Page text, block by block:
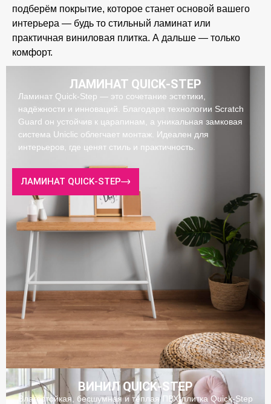
подберём покрытие, которое станет основой вашего
интерьера — будь то стильный ламинат или
практичная виниловая плитка. А дальше — только
комфорт.
ЛАМИНАТ QUICK‑STEP
Ламинат Quick‑Step — это сочетание эстетики,
надёжности и инноваций. Благодаря технологии Scratch
Guard он устойчив к царапинам, а уникальная замковая
система Uniclic облегчает монтаж. Идеален для
интерьеров, где ценят стиль и практичность.
ЛАМИНАТ QUICK‑STEP
ВИНИЛ QUICK‑STEP
Влагостойкая, бесшумная и тёплая ПВХ‑плитка Quick‑Step